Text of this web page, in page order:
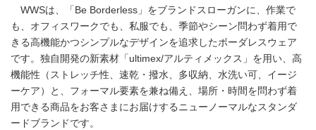
WWSは、「Be Borderless」をブランドスローガンに、作業で
も、オフィスワークでも、私服でも、季節やシーン問わず着用で
きる高機能かつシンプルなデザインを追求したボーダレスウェア
です。独自開発の新素材「ultimex/アルティメックス」を用い、高
機能性（ストレッチ性、速乾・撥水、多収納、水洗い可、イージ
ーケア）と、フォーマル要素を兼ね備え、場所・時間を問わず着
用できる商品をお客さまにお届けするニューノーマルなスタンダ
ードブランドです。